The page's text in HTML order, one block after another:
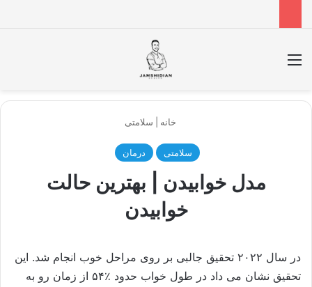
خانه سلامتی
سلامتی درمان
مدل خوابیدن | بهترین حالت
خوابیدن
در سال ۲۰۲۲ تحقیق جالبی بر روی مراحل خوب انجام شد. این
تحقیق نشان می داد در طول خواب حدود ٪۵۴ از زمان رو به